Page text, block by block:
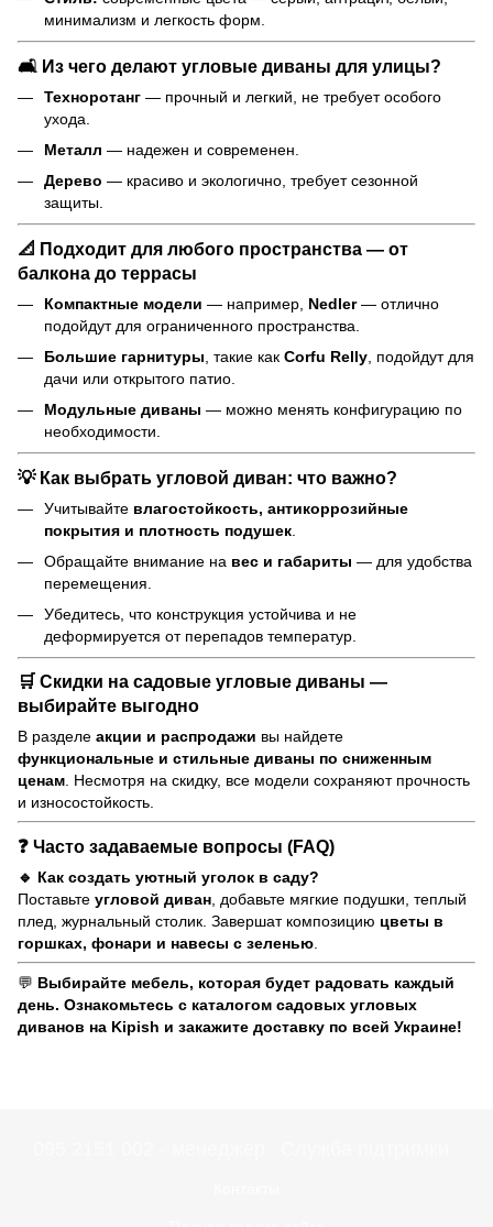
минимализм и легкость форм.
🛋 Из чего делают угловые диваны для улицы?
Техноротанг — прочный и легкий, не требует особого
ухода.
Металл — надежен и современен.
Дерево — красиво и экологично, требует сезонной
защиты.
📐 Подходит для любого пространства — от
балкона до террасы
Компактные модели — например, Nedler— отлично
подойдут для ограниченного пространства.
Большие гарнитуры , такие как Corfu Relly , подойдут для
дачи или открытого патио.
Модульные диваны — можно менять конфигурацию по
необходимости.
💡 Как выбрать угловой диван: что важно?
Учитывайте влагостойкость, антикоррозийные
покрытия и плотность подушек
Обращайте внимание на вес и габариты — для удобства
перемещения.
Убедитесь, что конструкция устойчива и не
деформируется от перепадов температур.
🛒 Скидки на садовые угловые диваны —
выбирайте выгодно
В разделе акции и распродажи вы найдете
функциональные и стильные диваны по сниженным
ценам. Несмотря на скидку, все модели сохраняют прочность
и износостойкость.
❓ Часто задаваемые вопросы (FAQ)
🔹 Как создать уютный уголок в саду?
Поставьте угловой диван, добавьте мягкие подушки, теплый
плед, журнальный столик. Завершат композицию цветы в
горшках, фонари и навесы с зеленью.
💬 Выбирайте мебель, которая будет радовать каждый
день. Ознакомьтесь с каталогом садовых угловых
диванов на Kipish и закажите доставку по всей Украине!